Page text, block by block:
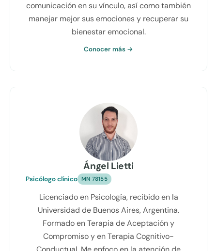
comunicación en su vínculo, así como también
manejar mejor sus emociones y recuperar su
bienestar emocional.
Conocer más →
Ángel Lietti
Psicólogo clínico MN 78155
Licenciado en Psicología, recibido en la
Universidad de Buenos Aires, Argentina.
Formado en Terapia de Aceptación y
Compromiso y en Terapia Cognitivo-